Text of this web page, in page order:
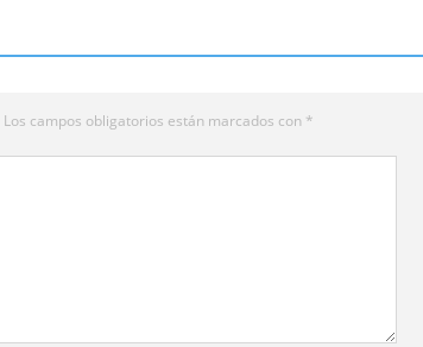
Los campos obligatorios están marcados con *